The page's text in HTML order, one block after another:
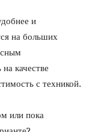
и
на больших
качестве
с техникой.
или пока